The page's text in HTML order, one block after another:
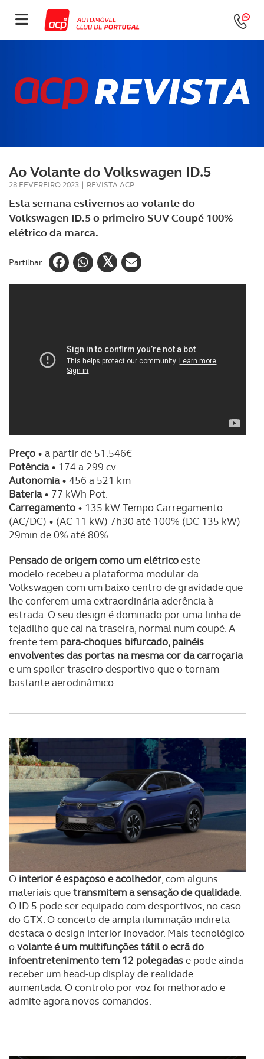
Ao Volante do Volkswagen ID.5
28 FEVEREIRO 2023 | REVISTA ACP
Esta semana estivemos ao volante do
Volkswagen ID.5 o primeiro SUV Coupé 100%
elétrico da marca.
Partilhar
Preço • a partir de 51.546€
Potência• 174 a 299 cv
Autonomia• 456 a 521 km
Bateria• 77 kWh Pot.
Carregamento • 135 kW Tempo Carregamento
(AC/DC) • (AC 11 kW) 7h30 até 100% (DC 135 kW)
29min de 0% até 80%.
Pensado de origem como um elétricoeste
modelo recebeu a plataforma modular da
Volkswagen com um baixo centro de gravidade que
lhe conferem uma extraordinária aderência à
estrada. O seu design é dominado por uma linha de
tejadilho que cai na traseira, normal num coupé. A
frente tem para-choques bifurcado, painéis
envolventes das portas na mesma cor da carroçaria
e um spoiler traseiro desportivo que o tornam
bastante aerodinâmico.
O interior é espaçoso e acolhedor, com alguns
materiais quetransmitem a sensação de qualidade.
O ID.5 pode ser equipado com desportivos, no caso
do GTX. O conceito de ampla iluminação indireta
destaca o design interior inovador. Mais tecnológico
ovolante é um multifunções tátil o ecrã do
infoentretenimento tem 12 polegadase pode ainda
receber um head-up display de realidade
aumentada. O controlo por voz foi melhorado e
admite agora novos comandos.